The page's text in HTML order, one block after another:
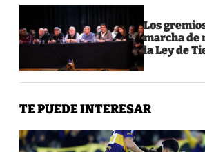
Los
marcha de
la Ley de
TE PUEDE INTERESAR